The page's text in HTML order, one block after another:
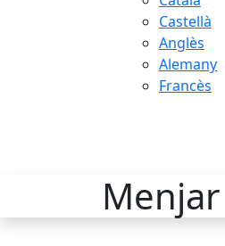
Castellà
Anglès
Alemany
Francès